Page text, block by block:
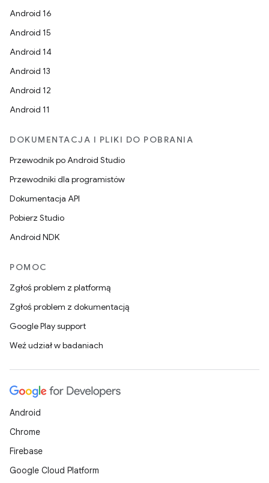
Android 16
Android 15
Android 14
Android 13
Android 12
Android 11
DOKUMENTACJA I PLIKI DO POBRANIA
Przewodnik po Android Studio
Przewodniki dla programistów
Dokumentacja API
Pobierz Studio
Android NDK
POMOC
Zgłoś problem z platformą
Zgłoś problem z dokumentacją
Google Play support
Weź udział w badaniach
Android
Chrome
Firebase
Google Cloud Platform